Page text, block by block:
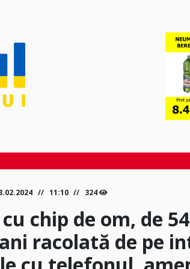
11:10 324
chip de om, de
racolată de pe